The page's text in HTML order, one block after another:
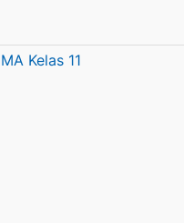
Kelas 11